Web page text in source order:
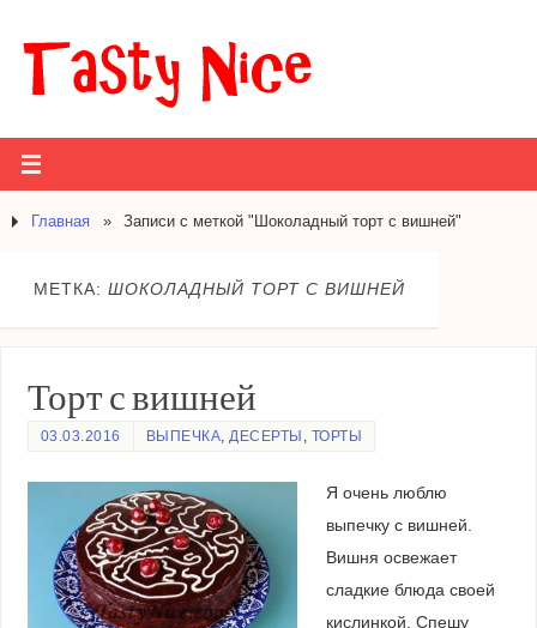
Главная » Записи с меткой "Шоколадный торт с вишней"
МЕТКА: ШОКОЛАДНЫЙ ТОРТ С ВИШНЕЙ
Торт с вишней
03.03.2016 ВЫПЕЧКА,ДЕСЕРТЫ , ТОРТЫ
Я очень люблю
выпечку с вишней.
Вишня освежает
сладкие блюда своей
кислинкой. Спешу